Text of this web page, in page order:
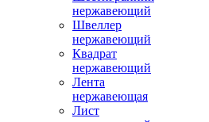
нержавеющий
Швеллер
нержавеющий
Квадрат
нержавеющий
Лента
нержавеющая
Лист